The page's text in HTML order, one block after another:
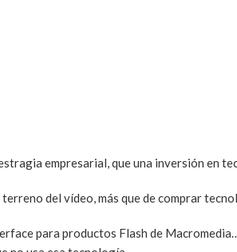
empresarial, que una inversión en
del vídeo, más que de comprar
para productos Flash de